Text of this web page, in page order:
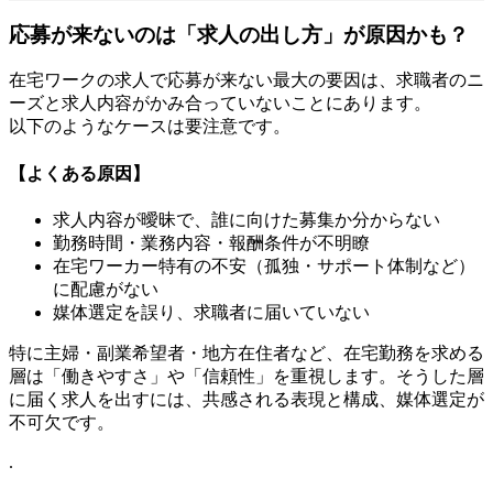
応募が来ないのは「求人の出し方」が原因かも？
在宅ワークの求人で応募が来ない最大の要因は、求職者のニ
ーズと求人内容がかみ合っていないことにあります。
以下のようなケースは要注意です。
【よくある原因】
求人内容が曖昧で、誰に向けた募集か分からない
勤務時間・業務内容・報酬条件が不明瞭
在宅ワーカー特有の不安（孤独・サポート体制など）
に配慮がない
媒体選定を誤り、求職者に届いていない
特に主婦・副業希望者・地方在住者など、在宅勤務を求める
層は「働きやすさ」や「信頼性」を重視します。そうした層
に届く求人を出すには、共感される表現と構成、媒体選定が
不可欠です。
.